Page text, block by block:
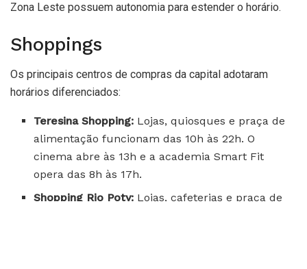
Zona Leste possuem autonomia para estender o horário.
Shoppings
Os principais centros de compras da capital adotaram
horários diferenciados:
Teresina Shopping: Lojas, quiosques e praça de
alimentação funcionam das 10h às 22h. O
cinema abre às 13h e a academia Smart Fit
opera das 8h às 17h.
Shopping Rio Poty: Lojas, cafeterias e praça de